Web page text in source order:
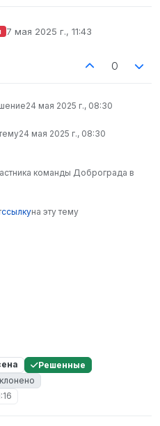
7 мая 2025 г., 11:43
отредактировано
0
24 мая 2025 г., 08:30
24 мая 2025 г., 08:30
команды Доброграда в
ссылкуна эту тему
Решенные